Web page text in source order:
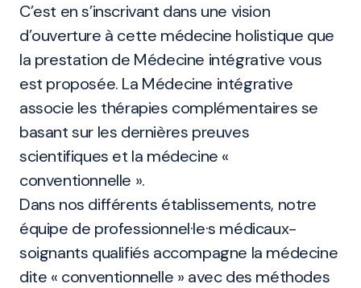
C’est en s’inscrivant dans une vision
d’ouverture à cette médecine holistique que
la prestation de Médecine intégrative vous
est proposée. La Médecine intégrative
associe les thérapies complémentaires se
basant sur les dernières preuves
scientifiques et la médecine «
conventionnelle ».
Dans nos différents établissements, notre
équipe de professionnel·le·s médicaux-
soignants qualifiés accompagne la médecine
dite « conventionnelle » avec des méthodes